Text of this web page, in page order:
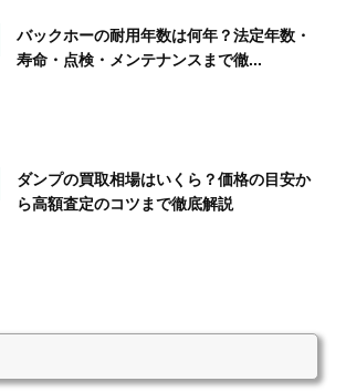
バックホーの耐用年数は何年？法定年数・
寿命・点検・メンテナンスまで徹...
ダンプの買取相場はいくら？価格の目安か
ら高額査定のコツまで徹底解説